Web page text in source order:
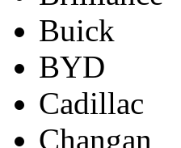
Buick
BYD
Cadillac
Changan